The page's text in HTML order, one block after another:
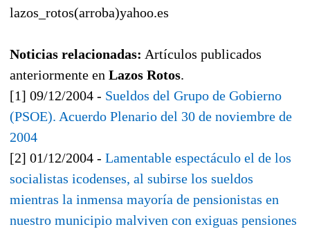
lazos_rotos(arroba)yahoo.es
Noticias relacionadas: Artículos publicados
anteriormente en Lazos Rotos.
[1] 09/12/2004 - Sueldos del Grupo de Gobierno
(PSOE). Acuerdo Plenario del 30 de noviembre de
2004
[2] 01/12/2004 - Lamentable espectáculo el de los
socialistas icodenses, al subirse los sueldos
mientras la inmensa mayoría de pensionistas en
nuestro municipio malviven con exiguas pensiones